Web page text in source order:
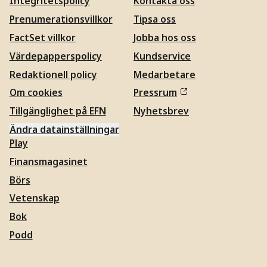
Prenumerationsvillkor
FactSet villkor
Värdepapperspolicy
Redaktionell policy
Om cookies
Tillgänglighet på EFN
Ändra datainställningar
Tipsa oss
Jobba hos oss
Kundservice
Medarbetare
Pressrum
Nyhetsbrev
Play
Finansmagasinet
Börs
Vetenskap
Bok
Podd